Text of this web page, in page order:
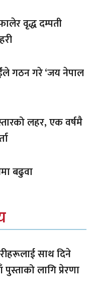
वृद्ध दम्पती
गठन गरे ‘जय नेपाल
लहर, एक वर्षमै
बढुवा
साथ दिने
पुस्ताको लागि प्रेरणा